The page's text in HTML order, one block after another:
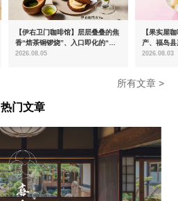
【伊右卫门咖啡馆】层层叠叠的焦
香“焙茶铜锣烧”、入口即化的“宇
治抹茶提拉米苏”全新登场
2026.08.05
【果实屋
产、福岛
2026.08.03
所有文章 >
热门文章